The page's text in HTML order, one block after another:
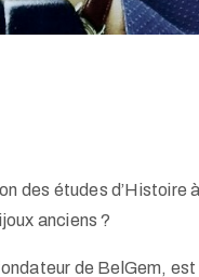
des études d’Histoire à
anciens ?
de BelGem,